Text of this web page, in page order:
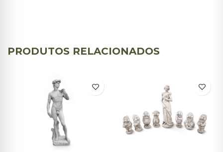
PRODUTOS RELACIONADOS